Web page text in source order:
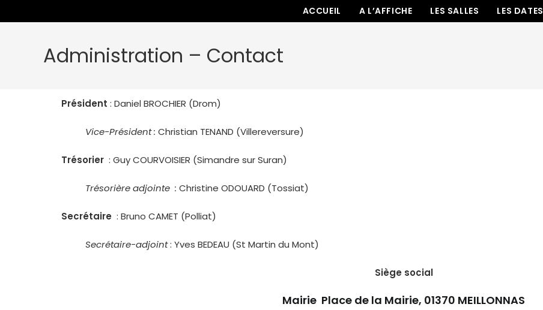
ACCUEIL A L’AFFICHE LES SALLES LES DATES
Administration – Contact
Président : Daniel BROCHIER (Drom)
Vice-Président : Christian TENAND (Villereversure)
Trésorier : Guy COURVOISIER (Simandre sur Suran)
Trésorière adjointe : Christine ODOUARD (Tossiat)
Secrétaire : Bruno CAMET (Polliat)
Secrétaire-adjoint: Yves BEDEAU (St Martin du Mont)
Siège social
Mairie Place de la Mairie, 01370 MEILLONNAS